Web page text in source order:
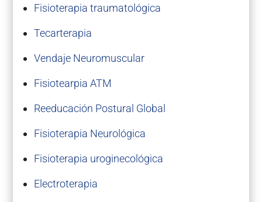
Fisioterapia traumatológica
Tecarterapia
Vendaje Neuromuscular
Fisiotearpia ATM
Reeducación Postural Global
Fisioterapia Neurológica
Fisioterapia uroginecológica
Electroterapia